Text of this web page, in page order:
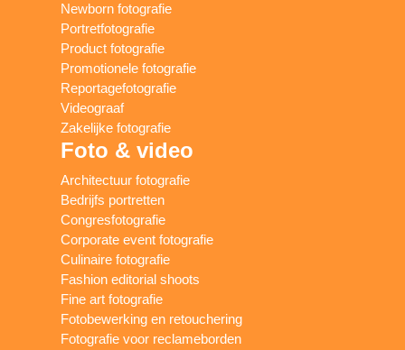
Newborn fotografie
Portretfotografie
Product fotografie
Promotionele fotografie
Reportagefotografie
Videograaf
Zakelijke fotografie
Foto & video
Architectuur fotografie
Bedrijfs portretten
Congresfotografie
Corporate event fotografie
Culinaire fotografie
Fashion editorial shoots
Fine art fotografie
Fotobewerking en retouchering
Fotografie voor reclameborden